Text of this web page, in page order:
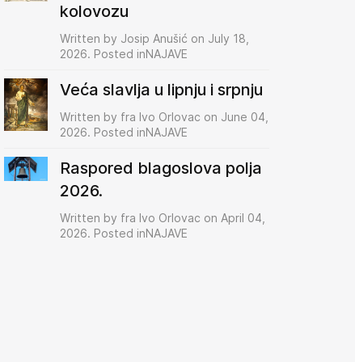
kolovozu
Written by Josip Anušić on July 18,
2026. Posted inNAJAVE
Veća slavlja u lipnju i srpnju
Written by fra Ivo Orlovac on June 04,
2026. Posted inNAJAVE
Raspored blagoslova polja
2026.
Written by fra Ivo Orlovac on April 04,
2026. Posted inNAJAVE